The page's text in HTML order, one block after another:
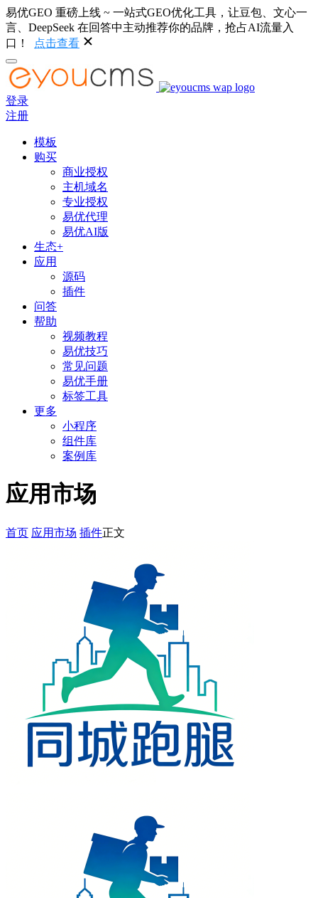
易优GEO 重磅上线 ~ 一站式GEO优化工具，让豆包、文心一
言、DeepSeek 在回答中主动推荐你的品牌，抢占AI流量入
口！
点击查看
登录
注册
模板
购买
商业授权
主机域名
专业授权
易优代理
易优AI版
生态+
应用
源码
插件
问答
帮助
视频教程
易优技巧
常见问题
易优手册
标签工具
更多
小程序
组件库
案例库
应用市场
首页 应用市场 插件正文